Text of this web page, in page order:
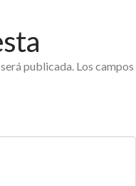
publicada. Los campos